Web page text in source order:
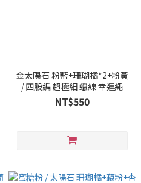
金太陽石 粉藍+珊瑚橘*2+粉黃
/ 四股編 超極細 蠟線 幸運繩
NT$550